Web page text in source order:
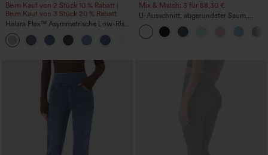
Beim Kauf von 2 Stück 10 % Rabatt |
Beim Kauf von 3 Stück 20 % Rabatt
Halara Flex™ Asymmetrische Low-Rise-
Jeans mit Reißverschlusstaschen,
Baggy-Stil, weitem Bein, gewaschen,
lässig
Mix & Match: 3 für 88,30 €
U-Ausschnitt, abgerundeter Saum,
InstantCool Yoga-Trägertop – UPF50+